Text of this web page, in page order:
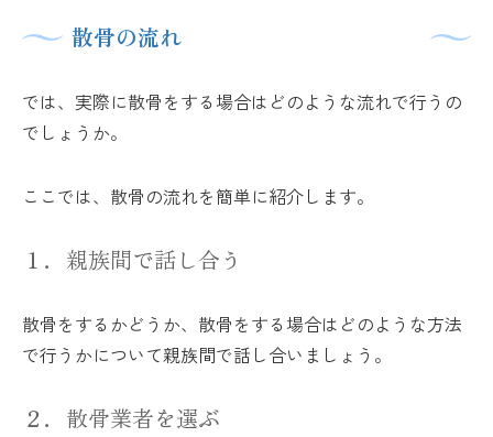
散骨の流れ
では、実際に散骨をする場合はどのような流れで行うの
でしょうか。
ここでは、散骨の流れを簡単に紹介します。
１．親族間で話し合う
散骨をするかどうか、散骨をする場合はどのような方法
で行うかについて親族間で話し合いましょう。
２．散骨業者を選ぶ